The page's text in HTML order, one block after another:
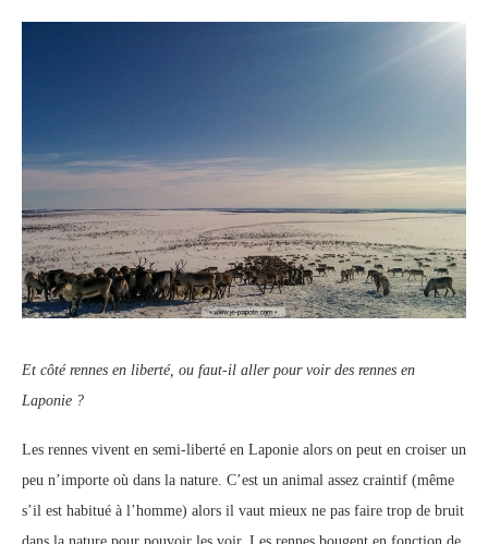
Et côté rennes en liberté, ou faut-il aller pour voir des rennes en
Laponie ?
Les rennes vivent en semi-liberté en Laponie alors on peut en croiser un
peu n’importe où dans la nature. C’est un animal assez craintif (même
s’il est habitué à l’homme) alors il vaut mieux ne pas faire trop de bruit